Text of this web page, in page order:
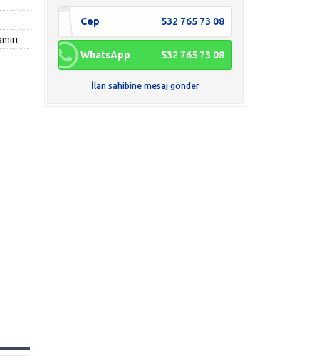
Cep 532 765 73 08
WhatsApp 532 765 73 08
İlan sahibine mesaj gönder